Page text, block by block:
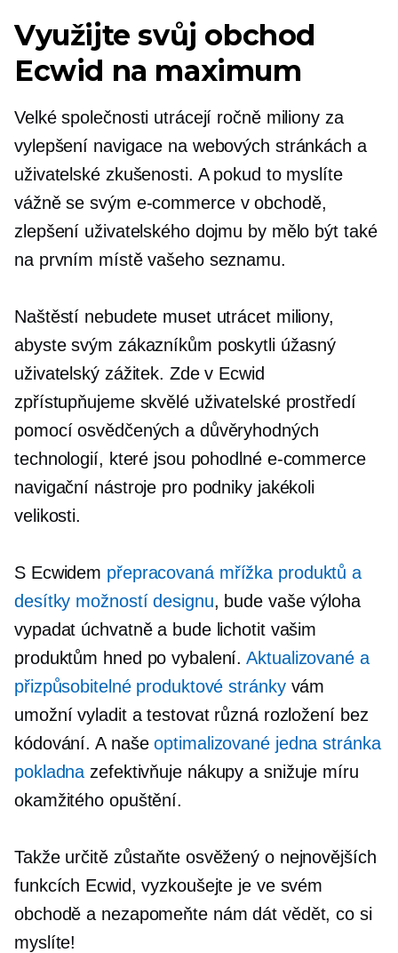
Využijte svůj obchod
Ecwid na maximum
Velké společnosti utrácejí ročně miliony za
vylepšení navigace na webových stránkách a
uživatelské zkušenosti. A pokud to myslíte
vážně se svým e-commercev obchodě,
zlepšení uživatelského dojmu by mělo být také
na prvním místě vašeho seznamu.
Naštěstí nebudete muset utrácet miliony,
abyste svým zákazníkům poskytli úžasný
uživatelský zážitek. Zde v Ecwid
zpřístupňujeme skvělé uživatelské prostředí
pomocí osvědčených a důvěryhodných
technologií, které jsou pohodlné e-commerce
navigační nástroje pro podniky jakékoli
velikosti.
S Ecwidem přepracovaná mřížka produktů a
desítky možností designu, bude vaše výloha
vypadat úchvatně a bude lichotit vašim
produktům hned po vybalení.Aktualizované a
přizpůsobitelné produktové stránkyvám
umožní vyladit a testovat různá rozložení bez
kódování. A našeoptimalizované jedna stránka
pokladna zefektivňuje nákupy a snižuje míru
okamžitého opuštění.
Takže určitě zůstaňte osvěžený o nejnovějších
funkcích Ecwid, vyzkoušejte je ve svém
obchodě a nezapomeňte nám dát vědět, co si
myslíte!